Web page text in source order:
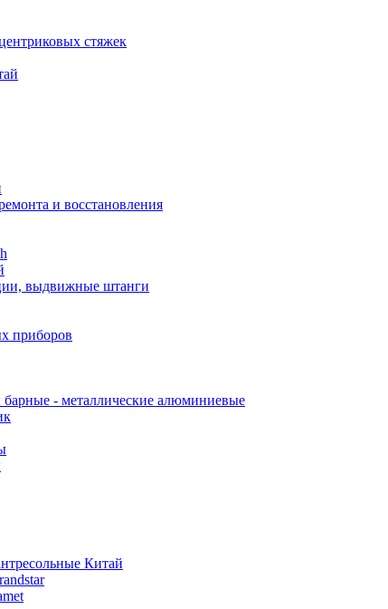
стяжек
и восстановления
выдвижные штанги
приборов
- металлические алюминиевые
Китай